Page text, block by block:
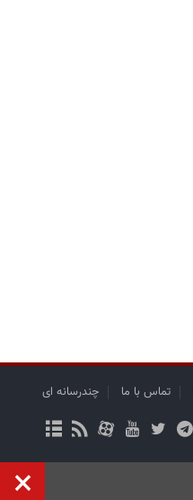
تماس با ما چندرسانه ای